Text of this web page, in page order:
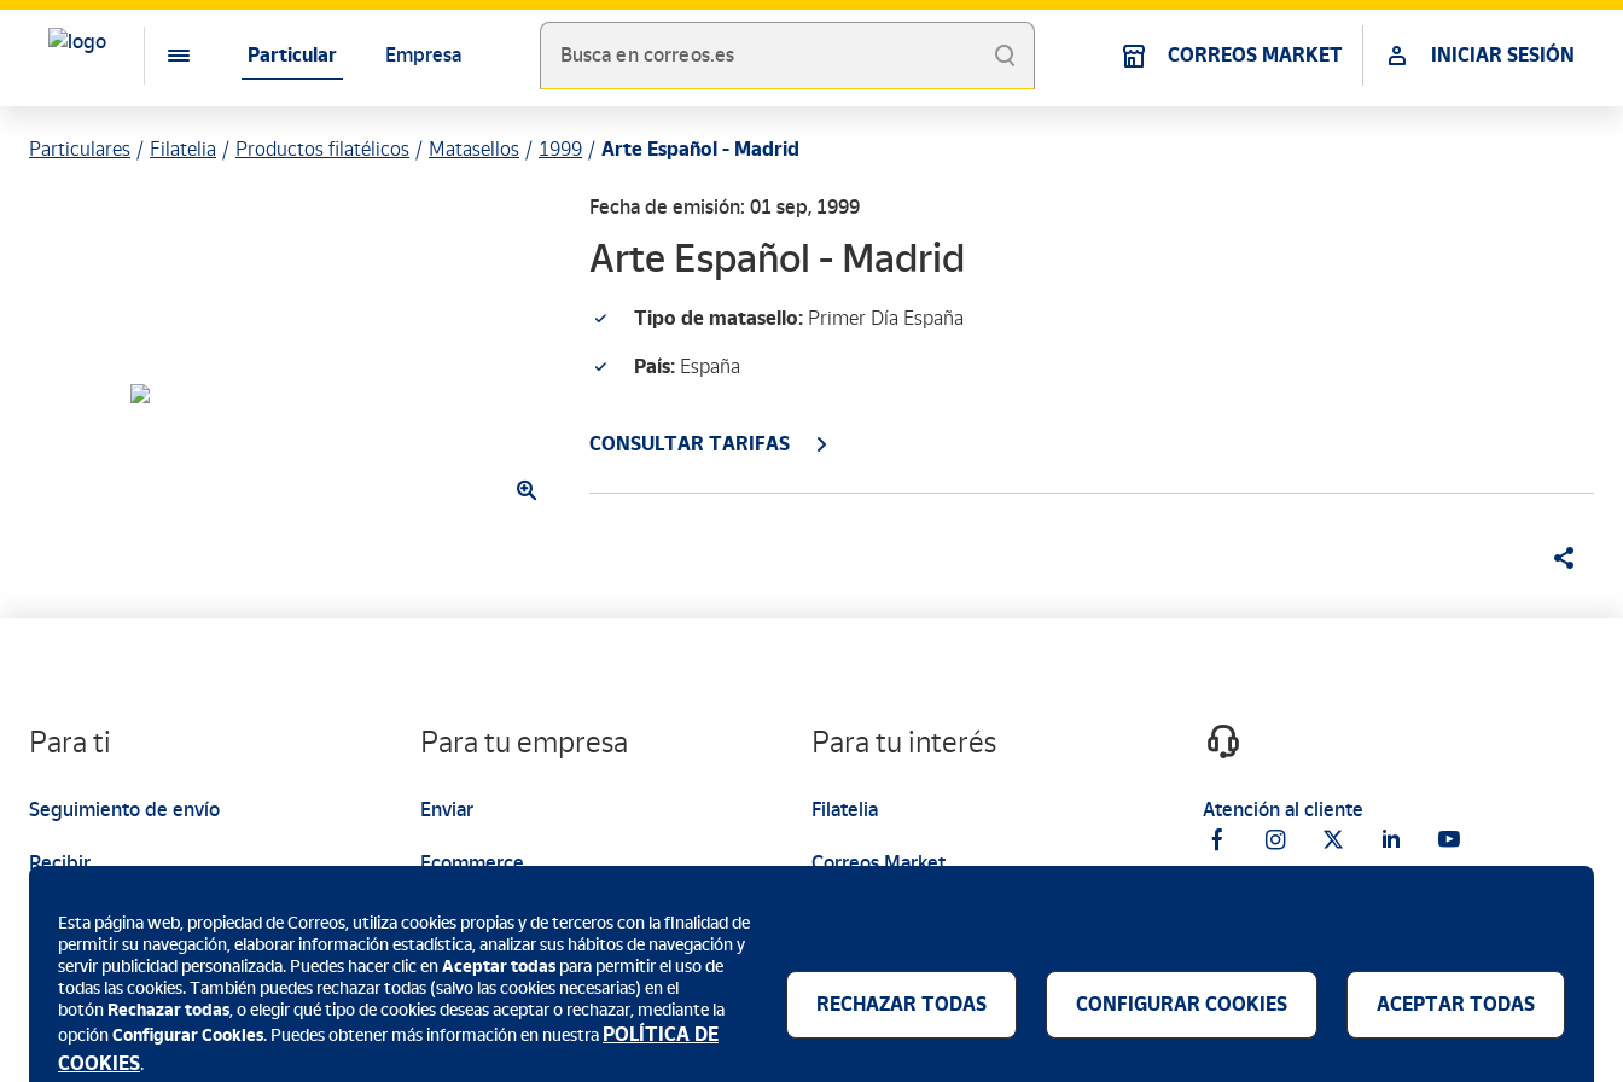
Particular Empresa Busca en correos.es CORREOS MARKET INICIAR SESIÓN
Particulares Filatelia Productos filatélicos Matasellos 1999 Arte Español - Madrid
Fecha de emisión: 01 sep, 1999
Arte Español - Madrid
Tipo de matasello: Primer Día España
País: España
CONSULTAR TARIFAS
Para ti
Seguimiento de envío
Recibir
Enviar
Para tu empresa
Enviar
Ecommerce
Marketing
Para tu interés
Filatelia
Correos Market
Atención al cliente
Descarga la App de Correos
Esta página web, propiedad de Correos, utiliza cookies propias y de terceros con la finalidad de
permitir su navegación, elaborar información estadística, analizar sus hábitos de navegación y
servir publicidad personalizada. Puedes hacer clic enAceptar todas para permitir el uso de
todas las cookies. También puedes rechazar todas (salvo las cookies necesarias) en el
botón Rechazar todas, o elegir qué tipo de cookies deseas aceptar o rechazar, mediante la
opciónConfigurar Cookies. Puedes obtener más información en nuestra POLÍTICA DE
COOKIES.
RECHAZAR TODAS CONFIGURAR COOKIES ACEPTAR TODAS